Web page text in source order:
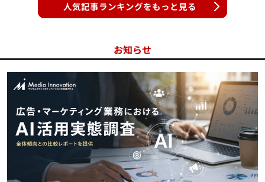
人気記事ランキングをもっと見る
お知らせ